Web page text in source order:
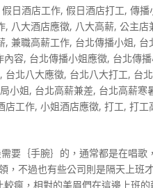
假日酒店工作,假日酒店打工,傳播
, 八大酒店應徵, 八大高薪,公主店
,兼職高薪工作, 台北傳播小姐, 台
內容, 台北傳播小姐應徵, 台北傳
, 台北八大應徵, 台北八大打工, 台
小姐, 台北高薪兼差, 台北高薪寒
店工作,小姐酒店應徵,打工,打工
要｛手腕｝的，通常都是在唱
，不過也有些公司則是隔天上班
瘋，相對的美眉們在這邊上班